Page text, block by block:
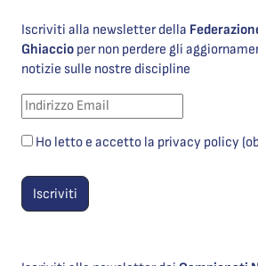
Iscriviti alla newsletter della
Ghiaccio per non perdere gli
notizie sulle nostre discipline
Ho letto e accetto la privacy policy